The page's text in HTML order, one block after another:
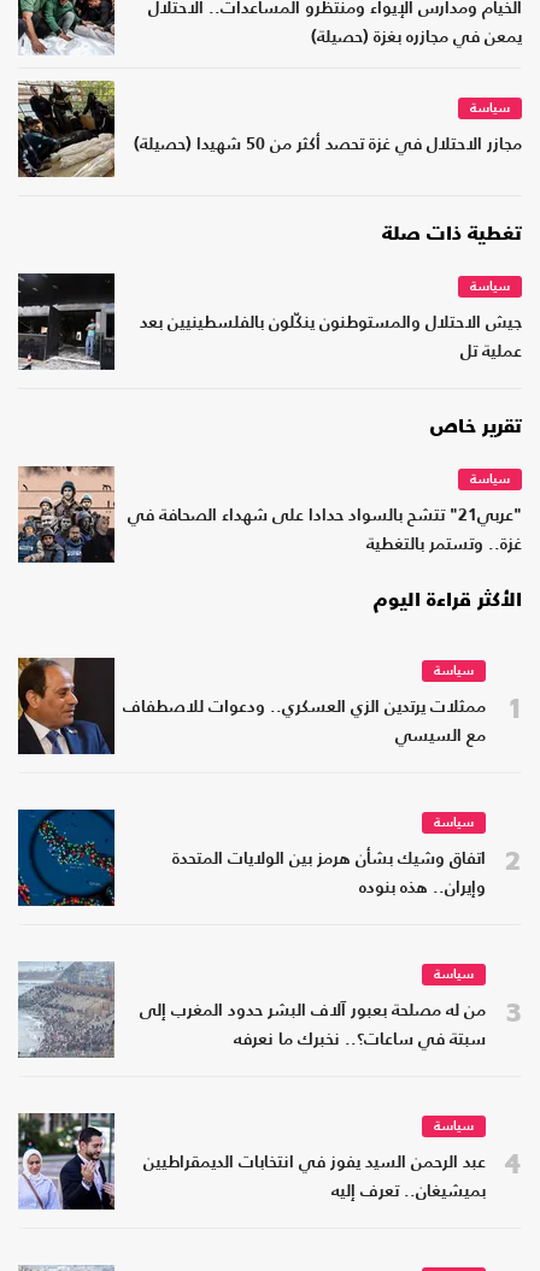
الخيام ومدارس الإيواء ومنتظرو المساعدات.. الاحتلال
يمعن في مجازره بغزة (حصيلة)
سياسة
مجازر الاحتلال في غزة تحصد أكثر من 50 شهيدا (حصيلة)
تغطية ذات صلة
سياسة
جيش الاحتلال والمستوطنون ينكّلون بالفلسطينيين بعد
عملية تل
تقرير خاص
سياسة
"عربي21" تتشح بالسواد حدادا على شهداء الصحافة في
غزة.. وتستمر بالتغطية
الأكثر قراءة اليوم
1
سياسة
ممثلات يرتدين الزي العسكري.. ودعوات للاصطفاف
مع السيسي
2
سياسة
اتفاق وشيك بشأن هرمز بين الولايات المتحدة
وإيران.. هذه بنوده
3
سياسة
من له مصلحة بعبور آلاف البشر حدود المغرب إلى
سبتة في ساعات؟.. نخبرك ما نعرفه
4
سياسة
عبد الرحمن السيد يفوز في انتخابات الديمقراطيين
بميشيغان.. تعرف إليه